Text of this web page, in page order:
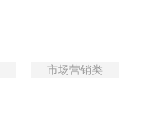
市场营销类